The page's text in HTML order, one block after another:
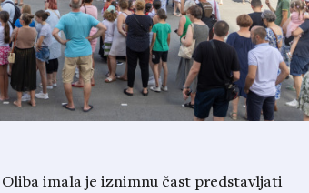
imala je iznimnu čast predstavljati